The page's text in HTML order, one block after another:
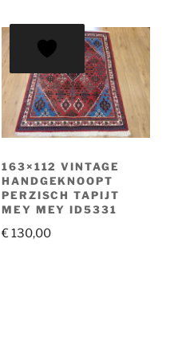
163×112 VINTAGE
HANDGEKNOOPT
PERZISCH TAPIJT
MEY MEY ID5331
€130,00